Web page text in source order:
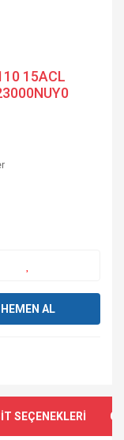
15ACL
HEMEN AL
SEÇENEKLERİ